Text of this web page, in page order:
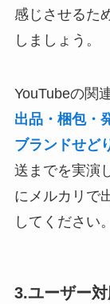
感じさせるた
しましょう。
YouTubeの関
出品・梱包・
ブランドせど
送までを実演
にメルカリで
してください。
3.ユーザー